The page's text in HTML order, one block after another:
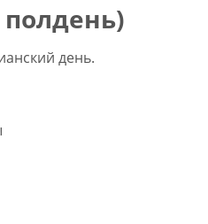
полдень)
день.